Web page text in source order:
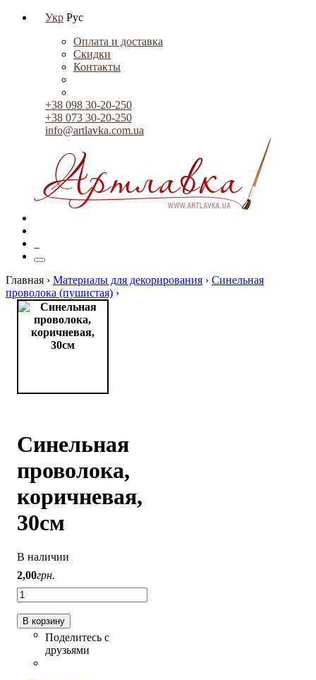
Укр Рус
Оплата и доставка
Скидки
Контакты
+38 098 30-20-250
+38 073 30-20-250
info@artlavka.com.ua
Главная › Материалы для декорирования › Синельная
проволока (пушистая) ›
Синельная
проволока,
коричневая,
30см
В наличии
2,00грн.
В корзину